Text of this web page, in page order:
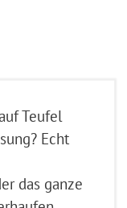
Teufel
Echt
das ganze